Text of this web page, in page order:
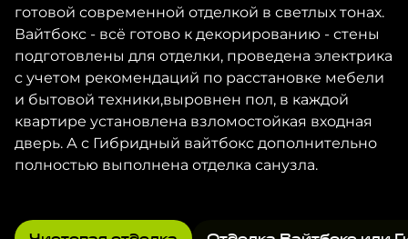
готовой современной отделкой в светлых тонах.
Вайтбокс - всё готово к декорированию - стены
подготовлены для отделки, проведена электрика
с учетом рекомендаций по расстановке мебели
и бытовой техники,выровнен пол, в каждой
квартире установлена взломостойкая входная
дверь. А с Гибридный вайтбокс дополнительно
полностью выполнена отделка санузла.